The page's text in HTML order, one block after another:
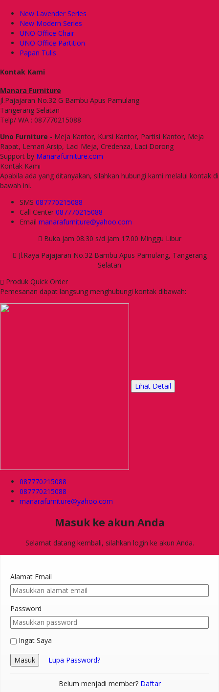
New Lavender Series
New Modern Series
UNO Office Chair
UNO Office Partition
Papan Tulis
Kontak Kami
Manara Furniture
Jl.Pajajaran No.32 G Bambu Apus Pamulang
Tangerang Selatan
Telp/ WA : 087770215088
Uno Furniture - Meja Kantor, Kursi Kantor, Partisi Kantor, Meja
Rapat, Lemari Arsip, Laci Meja, Credenza, Laci Dorong
Support by Manarafurniture.com
Kontak Kami
Apabila ada yang ditanyakan, silahkan hubungi kami melalui kontak di
bawah ini.
SMS 087770215088
Call Center 087770215088
Email manarafurniture@yahoo.com
Buka jam 08.30 s/d jam 17.00 Minggu Libur
Jl.Raya Pajajaran No.32 Bambu Apus Pamulang, Tangerang
Selatan
Produk Quick Order
Pemesanan dapat langsung menghubungi kontak dibawah:
Lihat Detail
087770215088
087770215088
manarafurniture@yahoo.com
Masuk ke akun Anda
Selamat datang kembali, silahkan login ke akun Anda.
Alamat Email
Password
Ingat Saya
Masuk Lupa Password?
Belum menjadi member? Daftar